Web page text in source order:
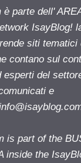
parte dell'
IsayBlog!
siti tematici
contano sul
esperti del
e
is part of the
inside the